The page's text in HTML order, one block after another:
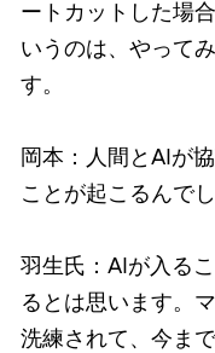
ートカットした場
いうのは、やって
す。
岡本：人間とAIが
ことが起こるんでし
羽生氏：AIが入る
るとは思います。
洗練されて、今ま